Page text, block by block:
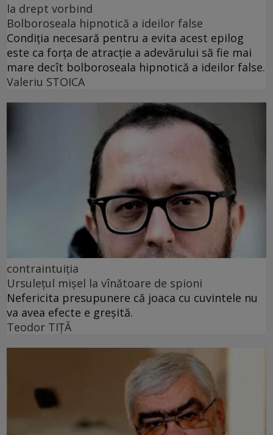
la drept vorbind
Bolboroseala hipnotică a ideilor false
Condiția necesară pentru a evita acest epilog
este ca forța de atracție a adevărului să fie mai
mare decît bolboroseala hipnotică a ideilor false.
Valeriu STOICA
contraintuiția
Ursulețul mișel la vînătoare de spioni
Nefericita presupunere că joaca cu cuvintele nu
va avea efecte e greșită.
Teodor TIŢĂ